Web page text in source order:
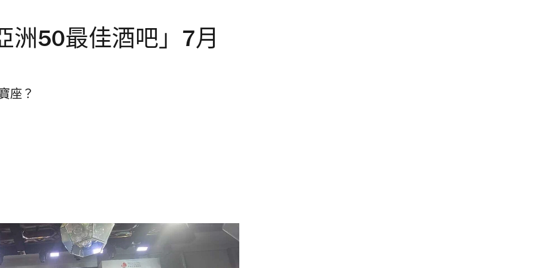
洲50最佳酒吧」7月
座？